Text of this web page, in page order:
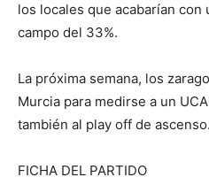
los locales que acabarían
campo del 33%.
La próxima semana, los
Murcia para medirse a un
también al play off de ascenso.
FICHA DEL PARTIDO